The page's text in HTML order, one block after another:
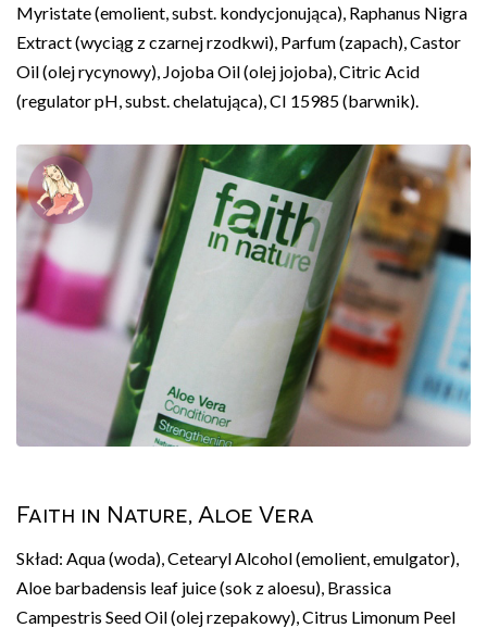
Myristate (emolient, subst. kondycjonująca), Raphanus Nigra
Extract (wyciąg z czarnej rzodkwi), Parfum (zapach), Castor
Oil (olej rycynowy), Jojoba Oil (olej jojoba), Citric Acid
(regulator pH, subst. chelatująca), CI 15985 (barwnik).
Faith in Nature, Aloe Vera
Skład: Aqua (woda), Cetearyl Alcohol (emolient, emulgator),
Aloe barbadensis leaf juice (sok z aloesu), Brassica
Campestris Seed Oil (olej rzepakowy), Citrus Limonum Peel